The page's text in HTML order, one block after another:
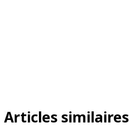
Articles similaires